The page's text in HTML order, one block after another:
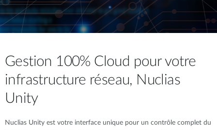
Gestion 100% Cloud pour votre
infrastructure réseau, Nuclias
Unity
Nuclias Unity est votre interface unique pour un contrôle complet du